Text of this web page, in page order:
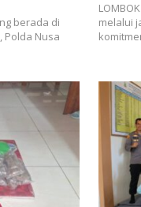
berada di
Polda Nusa
melalui